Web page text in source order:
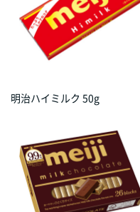
明治ハイミルク 50g